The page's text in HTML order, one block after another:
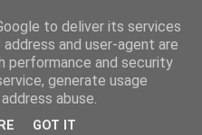
MENU
to deliver its services
and user-agent are
performance and security
generate usage
abuse.
GOT IT